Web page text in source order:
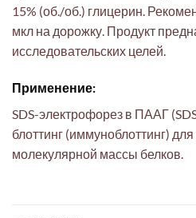
15% (об./об.) глицерин.
мкл на дорожку. Продукт
исследовательских целей.
Применение:
SDS-электрофорез в ПААГ
блоттинг (иммуноблоттинг)
молекулярной массы белков.